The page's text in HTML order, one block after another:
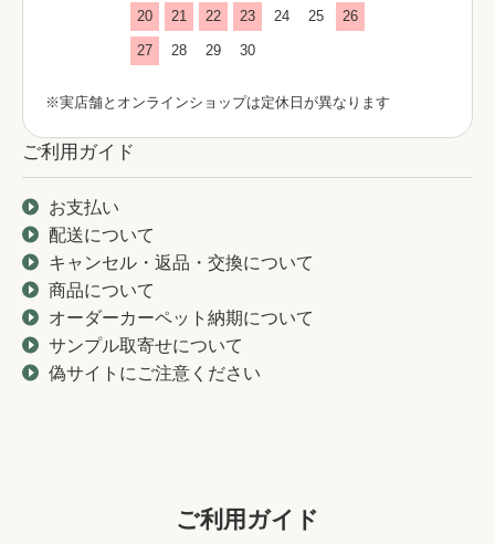
20 21 22 23 24 25 26
27 28 29 30
※実店舗とオンラインショップは定休日が異なります
ご利用ガイド
お支払い
配送について
キャンセル・返品・交換について
商品について
オーダーカーペット納期について
サンプル取寄せについて
偽サイトにご注意ください
ご利用ガイド